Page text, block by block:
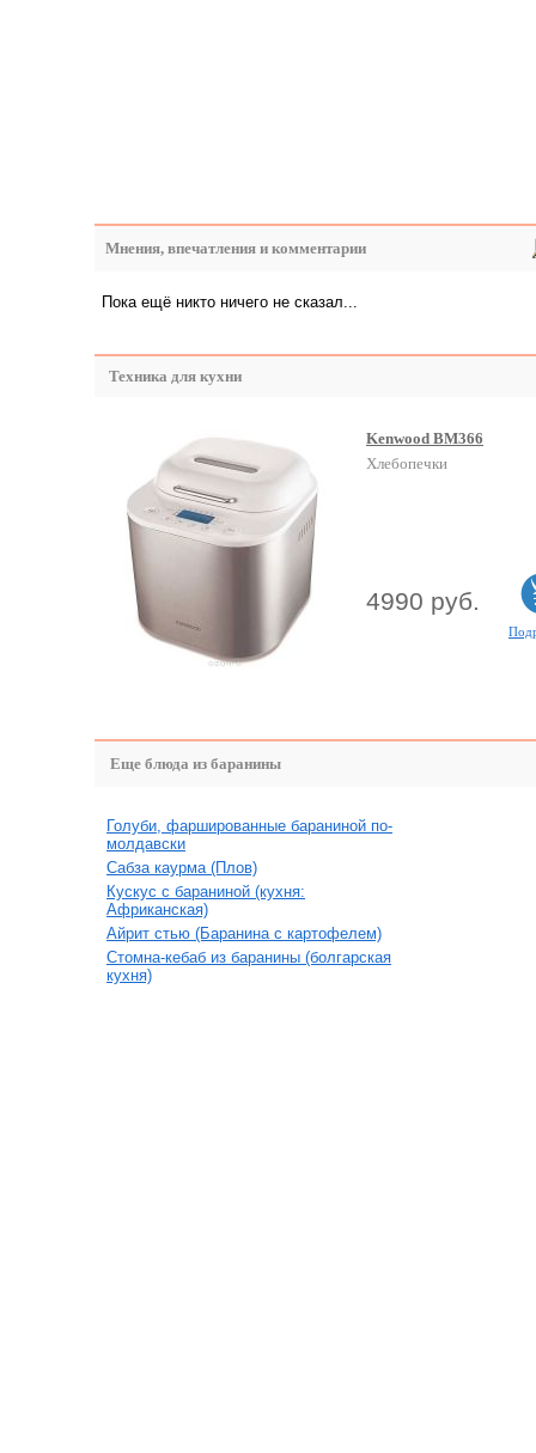
Мнения, впечатления и комментарии
Пока ещё никто ничего не сказал...
Техника для кухни
Kenwood BM366
Хлебопечки
4990 руб.
Еще блюда из баранины
Голуби, фаршированные бараниной по-
молдавски
Сабза каурма (Плов)
Кускус с бараниной (кухня:
Африканская)
Айрит стью (Баранина с картофелем)
Стомна-кебаб из баранины (болгарская
кухня)